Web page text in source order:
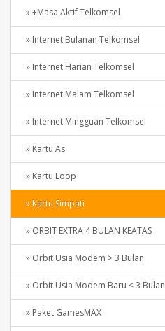
» +Masa Aktif Telkomsel
» Internet Bulanan Telkomsel
» Internet Harian Telkomsel
» Internet Malam Telkomsel
» Internet Mingguan Telkomsel
» Kartu As
» Kartu Loop
» Kartu Simpati
» ORBIT EXTRA 4 BULAN KEATAS
» Orbit Usia Modem > 3 Bulan
» Orbit Usia Modem Baru < 3 Bulan
» Paket GamesMAX